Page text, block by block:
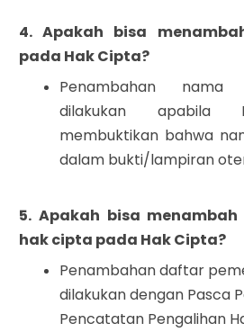
4. Apakah bisa
pada Hak Cipta?
Penambahan
dilakukan apabila
membuktikan bahwa
dalam bukti/lampiran
5. Apakah bisa
hak cipta pada Hak Cipta?
Penambahan daftar
dilakukan dengan Pasca
Pencatatan Pengalihan